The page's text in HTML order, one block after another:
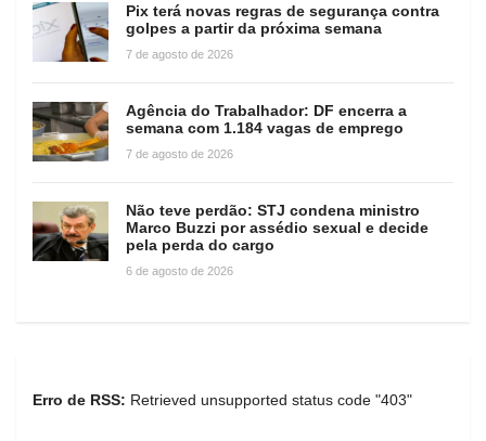
Pix terá novas regras de segurança contra
golpes a partir da próxima semana
7 de agosto de 2026
Agência do Trabalhador: DF encerra a
semana com 1.184 vagas de emprego
7 de agosto de 2026
Não teve perdão: STJ condena ministro
Marco Buzzi por assédio sexual e decide
pela perda do cargo
6 de agosto de 2026
Erro de RSS: Retrieved unsupported status code "403"